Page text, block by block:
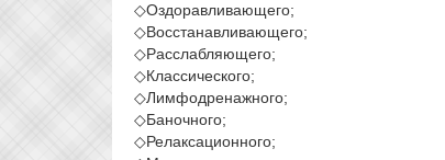
◇Оздоравливающего;
◇Восстанавливающего;
◇Расслабляющего;
◇Классического;
◇Лимфодренажного;
◇Баночного;
◇Релаксационного;